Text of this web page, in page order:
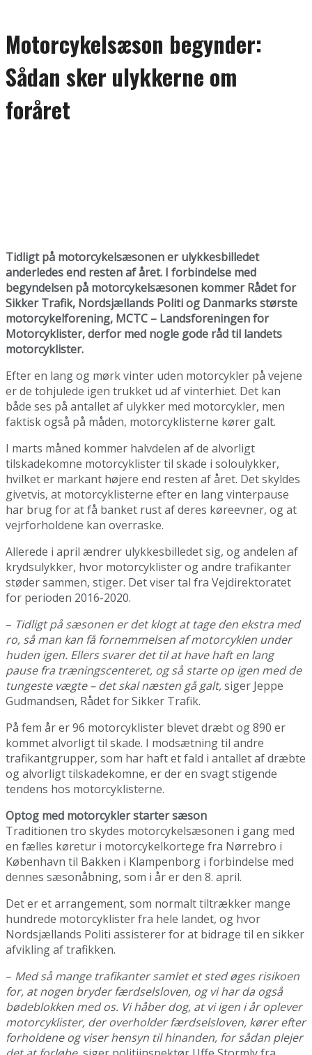
Motorcykelsæson begynder:
Sådan sker ulykkerne om
foråret
Tidligt på motorcykelsæsonen er ulykkesbilledet
anderledes end resten af året. I forbindelse med
begyndelsen på motorcykelsæsonen kommer Rådet for
Sikker Trafik, Nordsjællands Politi og Danmarks største
motorcykelforening, MCTC – Landsforeningen for
Motorcyklister, derfor med nogle gode råd til landets
motorcyklister.
Efter en lang og mørk vinter uden motorcykler på vejene
er de tohjulede igen trukket ud af vinterhiet. Det kan
både ses på antallet af ulykker med motorcykler, men
faktisk også på måden, motorcyklisterne kører galt.
I marts måned kommer halvdelen af de alvorligt
tilskadekomne motorcyklister til skade i soloulykker,
hvilket er markant højere end resten af året. Det skyldes
givetvis, at motorcyklisterne efter en lang vinterpause
har brug for at få banket rust af deres køreevner, og at
vejrforholdene kan overraske.
Allerede i april ændrer ulykkesbilledet sig, og andelen af
krydsulykker, hvor motorcyklister og andre trafikanter
støder sammen, stiger. Det viser tal fra Vejdirektoratet
for perioden 2016-2020.
– Tidligt på sæsonen er det klogt at tage den ekstra med
ro, så man kan få fornemmelsen af motorcyklen under
huden igen. Ellers svarer det til at have haft en lang
pause fra træningscenteret, og så starte op igen med de
tungeste vægte – det skal næsten gå galt,siger Jeppe
Gudmandsen, Rådet for Sikker Trafik.
På fem år er 96 motorcyklister blevet dræbt og 890 er
kommet alvorligt til skade. I modsætning til andre
trafikantgrupper, som har haft et fald i antallet af dræbte
og alvorligt tilskadekomne, er der en svagt stigende
tendens hos motorcyklisterne.
Optog med motorcykler starter sæson
Traditionen tro skydes motorcykelsæsonen i gang med
en fælles køretur i motorcykelkortege fra Nørrebro i
København til Bakken i Klampenborg i forbindelse med
dennes sæsonåbning, som i år er den 8. april.
Det er et arrangement, som normalt tiltrækker mange
hundrede motorcyklister fra hele landet, og hvor
Nordsjællands Politi assisterer for at bidrage til en sikker
afvikling af trafikken.
– Med så mange trafikanter samlet et sted øges risikoen
for, at nogen bryder færdselsloven, og vi har da også
bødeblokken med os. Vi håber dog, at vi igen i år oplever
motorcyklister, der overholder færdselsloven, kører efter
forholdene og viser hensyn til hinanden, for sådan plejer